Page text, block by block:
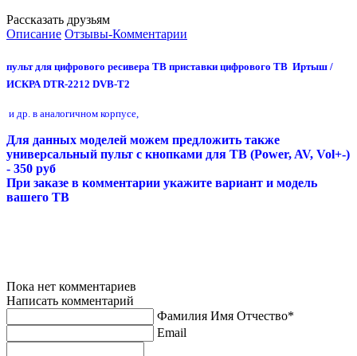
Рассказать друзьям
Описание Отзывы-Комментарии
пульт для цифрового ресивера ТВ приставки цифрового ТВ Иртыш /
ИСКРА DTR-2212 DVB-T2
и др. в аналогичном корпусе,
Для данных моделей можем предложить также
универсальный пульт с кнопками для ТВ (Power, AV, Vol+-)
- 350 руб
При заказе в комментарии укажите вариант и модель
вашего ТВ
Пока нет комментариев
Написать комментарий
Фамилия Имя Отчество*
Email